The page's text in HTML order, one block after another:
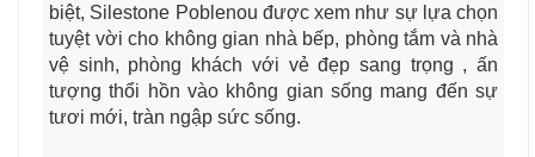
biệt, Silestone Poblenou được xem như sự lựa chọn
tuyệt vời cho không gian nhà bếp, phòng tắm và nhà
vệ sinh, phòng khách với vẻ đẹp sang trọng , ấn
tượng thổi hồn vào không gian sống mang đến sự
tươi mới, tràn ngập sức sống.